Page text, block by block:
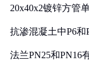
20x40x2镀锌方管
抗渗混凝土中P6
法兰PN25和PN16